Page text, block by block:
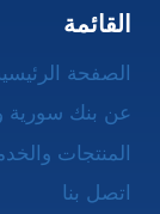
القائمة
الصفحة
عن بنك سورية
المنتجات
اتصل بنا